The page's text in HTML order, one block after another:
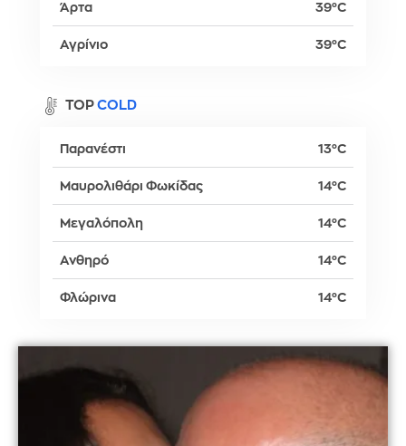
Άρτα 39°C
Αγρίνιο 39°C
TOP COLD
Παρανέστι 13°C
Μαυρολιθάρι Φωκίδας 14°C
Μεγαλόπολη 14°C
Ανθηρό 14°C
Φλώρινα 14°C